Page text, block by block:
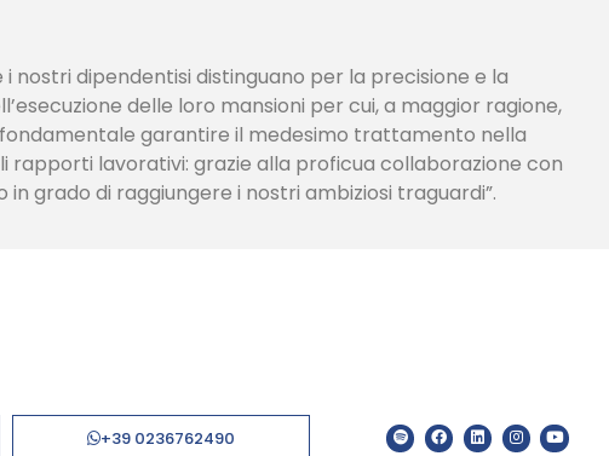
i nostri dipendentisi distinguano per la precisione e la
delle loro mansioni per cui, a maggior ragione,
garantire il medesimo trattamento nella
rapporti lavorativi: grazie alla proficua collaborazione con
in grado di raggiungere i nostri ambiziosi traguardi”.
+39 0236762490